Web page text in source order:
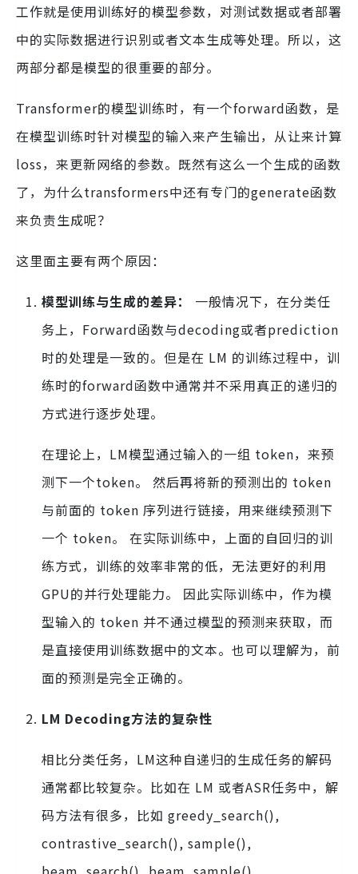
工作就是使用训练好的模型参数，对测试数据或者部署
中的实际数据进行识别或者文本生成等处理。所以，这
两部分都是模型的很重要的部分。
Transformer的模型训练时，有一个forward函数，是
在模型训练时针对模型的输入来产生输出，从让来计算
loss，来更新网络的参数。既然有这么一个生成的函数
了，为什么transformers中还有专门的generate函数
来负责生成呢？
这里面主要有两个原因：
模型训练与生成的差异：
一般情况下，在分类任
务上，Forward函数与decoding或者prediction
时的处理是一致的。但是在 LM 的训练过程中，训
练时的forward函数中通常并不采用真正的递归的
方式进行逐步处理。
在理论上，LM模型通过输入的一组 token，来预
测下一个token。 然后再将新的预测出的 token
与前面的 token 序列进行链接，用来继续预测下
一个 token。 在实际训练中，上面的自回归的训
练方式，训练的效率非常的低，无法更好的利用
GPU的并行处理能力。 因此实际训练中，作为模
型输入的 token 并不通过模型的预测来获取，而
是直接使用训练数据中的文本。也可以理解为，前
面的预测是完全正确的。
LM Decoding方法的复杂性
相比分类任务，LM这种自递归的生成任务的解码
通常都比较复杂。比如在 LM 或者ASR任务中，解
码方法有很多，比如 greedy_search(),
contrastive_search(), sample(),